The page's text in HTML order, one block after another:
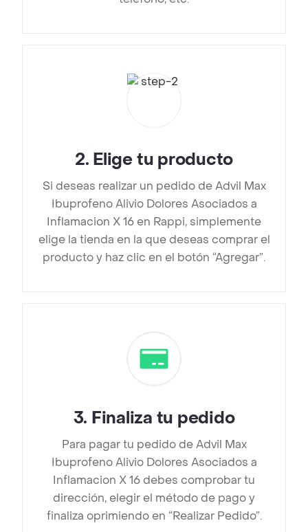
2. Elige tu producto
Si deseas realizar un pedido de Advil Max
Ibuprofeno Alivio Dolores Asociados a
Inflamacion X 16 en Rappi, simplemente
elige la tienda en la que deseas comprar el
producto y haz clic en el botón “Agregar”.
3. Finaliza tu pedido
Para pagar tu pedido de Advil Max
Ibuprofeno Alivio Dolores Asociados a
Inflamacion X 16 debes comprobar tu
dirección, elegir el método de pago y
finaliza oprimiendo en “Realizar Pedido”.